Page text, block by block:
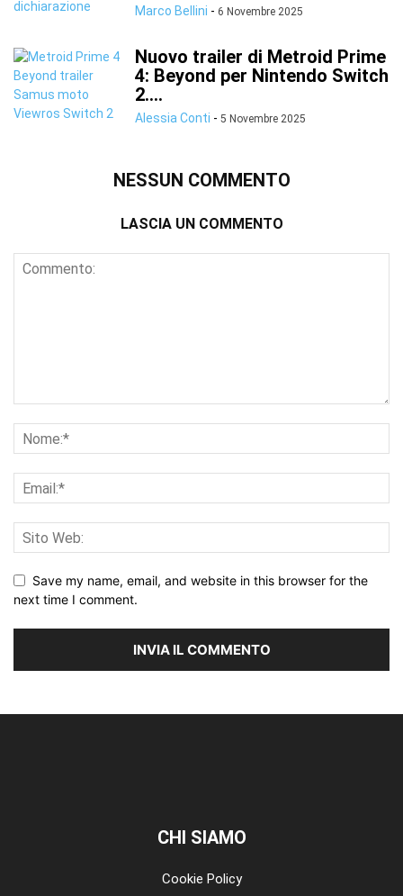
Marco Bellini - 6 Novembre 2025
Nuovo trailer di Metroid Prime
4: Beyond per Nintendo Switch
2....
Alessia Conti - 5 Novembre 2025
NESSUN COMMENTO
LASCIA UN COMMENTO
Save my name, email, and website in this browser for the
next time I comment.
CHI SIAMO
Cookie Policy